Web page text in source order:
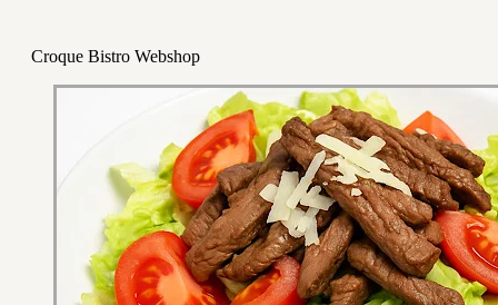
Croque Bistro Webshop